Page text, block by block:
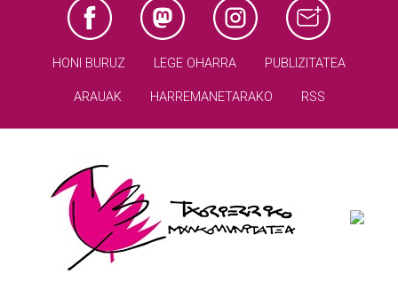
HONI BURUZ LEGE OHARRA PUBLIZITATEA
ARAUAK HARREMANETARAKO RSS